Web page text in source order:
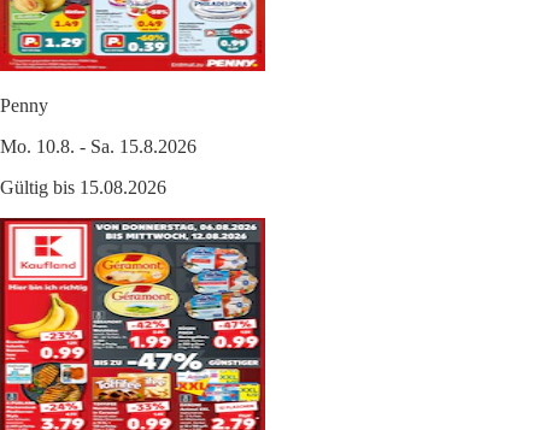
Penny
Mo. 10.8. - Sa. 15.8.2026
Gültig bis 15.08.2026